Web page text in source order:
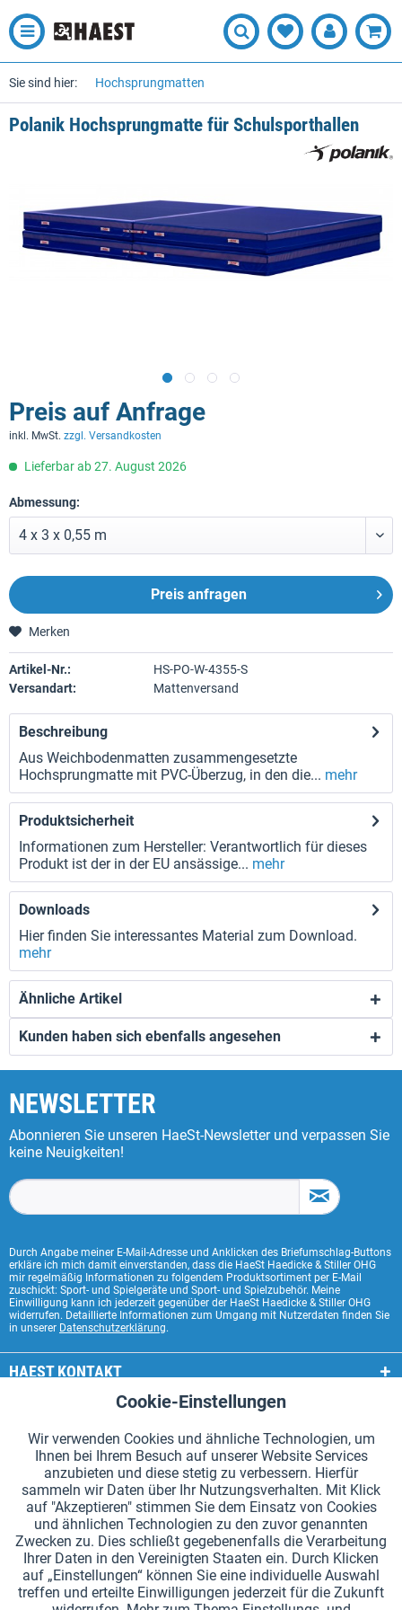
Sie sind hier: Hochsprungmatten
Polanik Hochsprungmatte für Schulsporthallen
Preis auf Anfrage
inkl. MwSt. zzgl. Versandkosten
Lieferbar ab 27. August 2026
Abmessung:
Preis anfragen
Merken
Artikel-Nr.:
HS-PO-W-4355-S
Versandart:
Mattenversand
Beschreibung
Aus Weichbodenmatten zusammengesetzte
Hochsprungmatte mit PVC-Überzug, in den die... mehr
Produktsicherheit
Informationen zum Hersteller: Verantwortlich für dieses
Produkt ist der in der EU ansässige... mehr
Downloads
Hier finden Sie interessantes Material zum Download.
mehr
Ähnliche Artikel
Kunden haben sich ebenfalls angesehen
NEWSLETTER
Abonnieren Sie unseren HaeSt-Newsletter und verpassen Sie
keine Neuigkeiten!
Durch Angabe meiner E-Mail-Adresse und Anklicken des Briefumschlag-Buttons
erkläre ich mich damit einverstanden, dass die HaeSt Haedicke & Stiller OHG
mir regelmäßig Informationen zu folgendem Produktsortiment per E-Mail
zuschickt: Sport- und Spielgeräte und Sport- und Spielzubehör. Meine
Einwilligung kann ich jederzeit gegenüber der HaeSt Haedicke & Stiller OHG
widerrufen. Detaillierte Informationen zum Umgang mit Nutzerdaten finden Sie
in unserer Datenschutzerklärung.
HAEST KONTAKT
HAEST SHOP SERVICE
ALLGEMEINE INFORMATIONEN
ZAHLUNGSARTEN
*Alle Preise inkl. Mehrwertsteuer zzgl.Versandkosten.
Cookie-Einstellungen Kataloge anfordern
Lasergravuren auf Staffelstäben Newsletter Über uns
Aktiv
Tracking Aktiv
Cookie-Einstellungen
Wir verwenden Cookies und ähnliche Technologien, um
Ihnen bei Ihrem Besuch auf unserer Website Services
anzubieten und diese stetig zu verbessern. Hierfür
sammeln wir Daten über Ihr Nutzungsverhalten. Mit Klick
auf "Akzeptieren" stimmen Sie dem Einsatz von Cookies
und ähnlichen Technologien zu den zuvor genannten
Zwecken zu. Dies schließt gegebenenfalls die Verarbeitung
Ihrer Daten in den Vereinigten Staaten ein. Durch Klicken
auf „Einstellungen“ können Sie eine individuelle Auswahl
treffen und erteilte Einwilligungen jederzeit für die Zukunft